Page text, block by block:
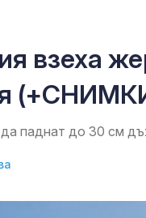
взеха
паднат до 30 см